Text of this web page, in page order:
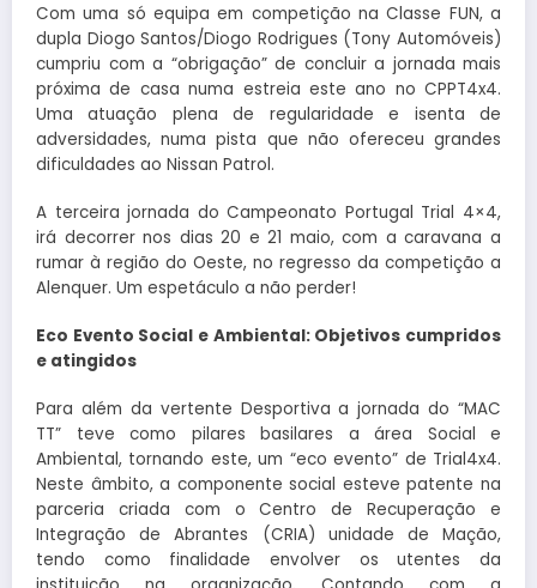
Com uma só equipa em competição na Classe FUN, a
dupla Diogo Santos/Diogo Rodrigues (Tony Automóveis)
cumpriu com a “obrigação” de concluir a jornada mais
próxima de casa numa estreia este ano no CPPT4x4.
Uma atuação plena de regularidade e isenta de
adversidades, numa pista que não ofereceu grandes
dificuldades ao Nissan Patrol.
A terceira jornada do Campeonato Portugal Trial 4×4,
irá decorrer nos dias 20 e 21 maio, com a caravana a
rumar à região do Oeste, no regresso da competição a
Alenquer. Um espetáculo a não perder!
Eco Evento Social e Ambiental: Objetivos cumpridos
e atingidos
Para além da vertente Desportiva a jornada do “MAC
TT” teve como pilares basilares a área Social e
Ambiental, tornando este, um “eco evento” de Trial4x4.
Neste âmbito, a componente social esteve patente na
parceria criada com o Centro de Recuperação e
Integração de Abrantes (CRIA) unidade de Mação,
tendo como finalidade envolver os utentes da